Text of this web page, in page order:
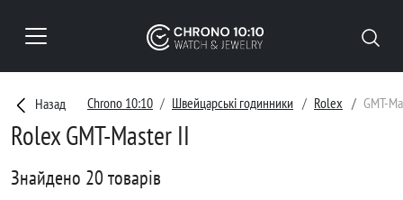
Назад Chrono 10:10 Швейцарські годинники Rolex GMT-
Rolex GMT-Master II
Знайдено 20 товарів